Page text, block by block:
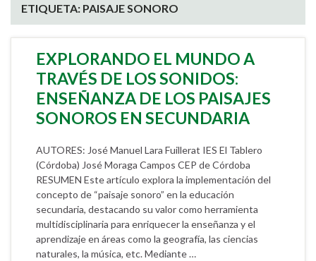
ETIQUETA: PAISAJE SONORO
EXPLORANDO EL MUNDO A
TRAVÉS DE LOS SONIDOS:
ENSEÑANZA DE LOS PAISAJES
SONOROS EN SECUNDARIA
AUTORES: José Manuel Lara Fuillerat IES El Tablero
(Córdoba) José Moraga Campos CEP de Córdoba
RESUMEN Este artículo explora la implementación del
concepto de “paisaje sonoro” en la educación
secundaria, destacando su valor como herramienta
multidisciplinaria para enriquecer la enseñanza y el
aprendizaje en áreas como la geografía, las ciencias
naturales, la música, etc. Mediante …